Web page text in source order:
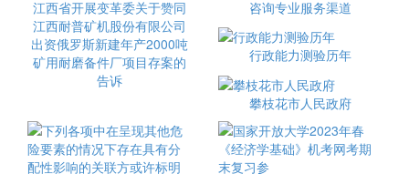
江西省开展变革委关于赞同
江西耐普矿机股份有限公司
出资俄罗斯新建年产2000吨
矿用耐磨备件厂项目存案的
告诉
咨询专业服务渠道
行政能力测验历年
攀枝花市人民政府